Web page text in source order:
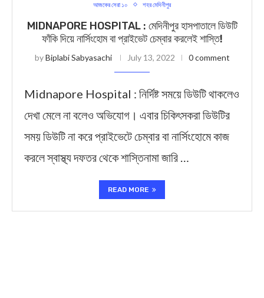
আজকের সেরা ১০ শহর মেদিনীপুর
MIDNAPORE HOSPITAL : মেদিনীপুর হাসপাতালে ডিউটি
ফাঁকি দিয়ে নার্সিংহোম বা প্রাইভেট চেম্বার করলেই শাস্তি!
byBiplabi Sabyasachi July 13, 2022 0 comment
Midnapore Hospital : নির্দিষ্ট সময়ে ডিউটি থাকলেও
দেখা মেলে না বলেও অভিযোগ। এবার চিকিৎসকরা ডিউটির
সময় ডিউটি না করে প্রাইভেটে চেম্বার বা নার্সিংহোমে কাজ
করলে স্বাস্থ্য দফতর থেকে শাস্তিনামা জারি …
READ MORE